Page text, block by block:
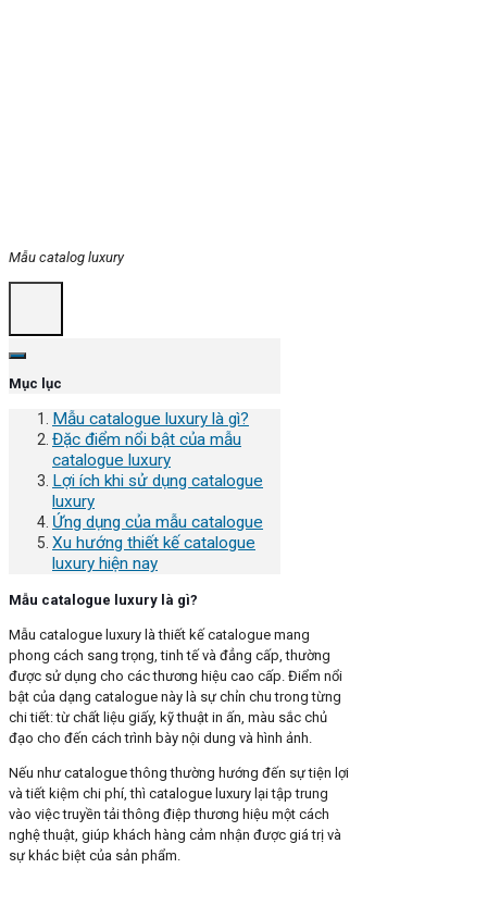
Mẫu catalog luxury
Mục lục
Mẫu catalogue luxury là gì?
Đặc điểm nổi bật của mẫu
catalogue luxury
Lợi ích khi sử dụng catalogue
luxury
Ứng dụng của mẫu catalogue
Xu hướng thiết kế catalogue
luxury hiện nay
Mẫu catalogue luxury là gì?
Mẫu catalogue luxury là thiết kế catalogue mang
phong cách sang trọng, tinh tế và đẳng cấp, thường
được sử dụng cho các thương hiệu cao cấp. Điểm nổi
bật của dạng catalogue này là sự chỉn chu trong từng
chi tiết: từ chất liệu giấy, kỹ thuật in ấn, màu sắc chủ
đạo cho đến cách trình bày nội dung và hình ảnh.
Nếu như catalogue thông thường hướng đến sự tiện lợi
và tiết kiệm chi phí, thì catalogue luxury lại tập trung
vào việc truyền tải thông điệp thương hiệu một cách
nghệ thuật, giúp khách hàng cảm nhận được giá trị và
sự khác biệt của sản phẩm.